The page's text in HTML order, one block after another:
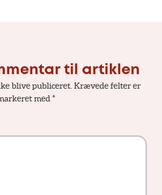
til artiklen
blive publiceret. Krævede felter er
med *